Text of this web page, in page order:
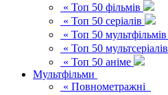
« Топ 50 фільмів
« Топ 50 серіалів
« Топ 50 мультфільмів
« Топ 50 мультсеріалів
« Топ 50 аніме
Мультфільми
« Повнометражні